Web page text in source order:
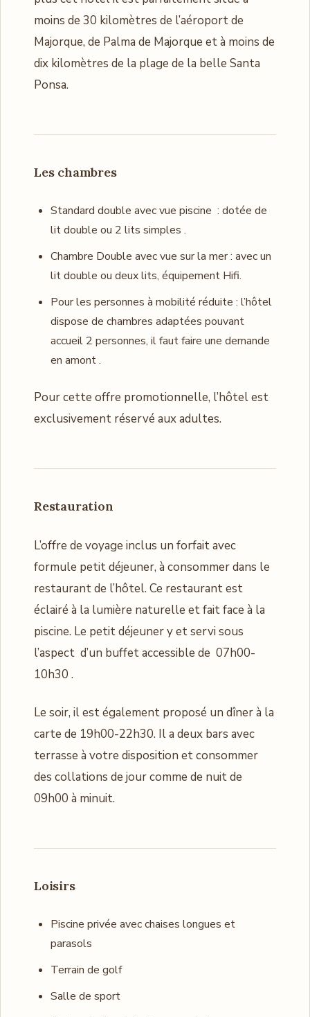
moins de 30 kilomètres de l’aéroport de
Majorque, de Palma de Majorque et à moins de
dix kilomètres de la plage de la belle Santa
Ponsa.
Les chambres
Standard double avec vue piscine : dotée de
lit double ou 2 lits simples .
Chambre Double avec vue sur la mer : avec un
lit double ou deux lits, équipement Hifi.
Pour les personnes à mobilité réduite : l’hôtel
dispose de chambres adaptées pouvant
accueil 2 personnes, il faut faire une demande
en amont .
Pour cette offre promotionnelle, l’hôtel est
exclusivement réservé aux adultes.
Restauration
L’offre de voyage inclus un forfait avec
formule petit déjeuner, à consommer dans le
restaurant de l’hôtel. Ce restaurant est
éclairé à la lumière naturelle et fait face à la
piscine. Le petit déjeuner y et servi sous
l’aspect d’un buffet accessible de 07h00-
10h30 .
Le soir, il est également proposé un dîner à la
carte de 19h00-22h30. Il a deux bars avec
terrasse à votre disposition et consommer
des collations de jour comme de nuit de
09h00 à minuit.
Loisirs
Piscine privée avec chaises longues et
parasols
Terrain de golf
Salle de sport